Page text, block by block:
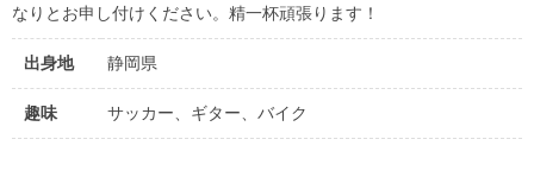
なりとお申し付けください。精一杯頑張ります！
出身地 静岡県
趣味 サッカー、ギター、バイク